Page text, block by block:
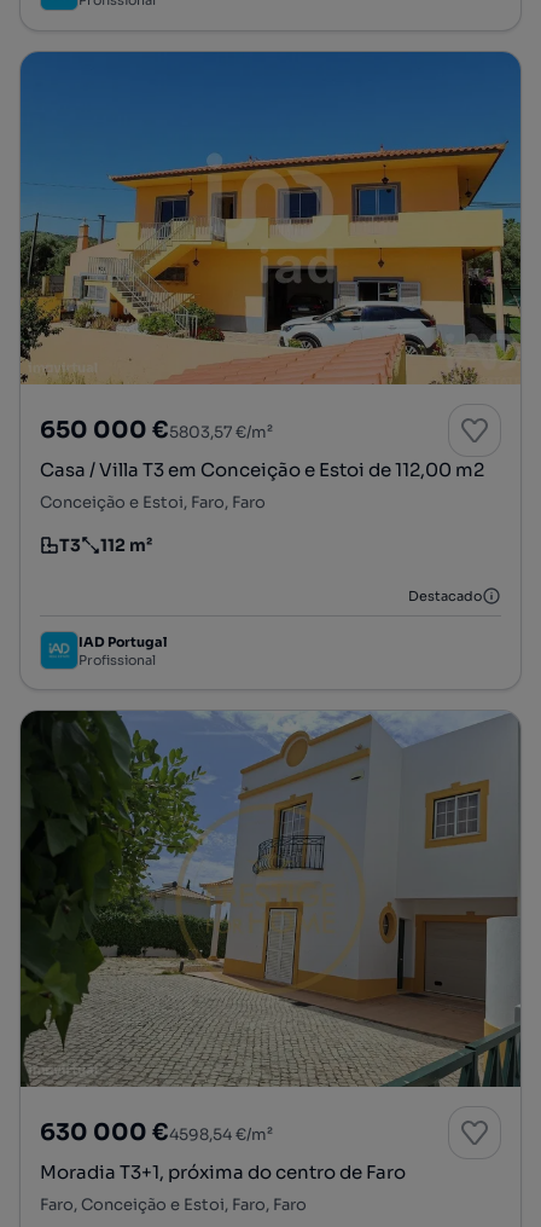
650 000 €5803,57 €/m²
Casa / Villa T3 em Conceição e Estoi de 112,00 m2
Conceição e Estoi, Faro, Faro
Tipologia
T3
Preço por metro quadrado
112 m²
Destacado
IAD Portugal
Profissional
630 000 €4598,54 €/m²
Moradia T3+1, próxima do centro de Faro
Faro, Conceição e Estoi, Faro, Faro